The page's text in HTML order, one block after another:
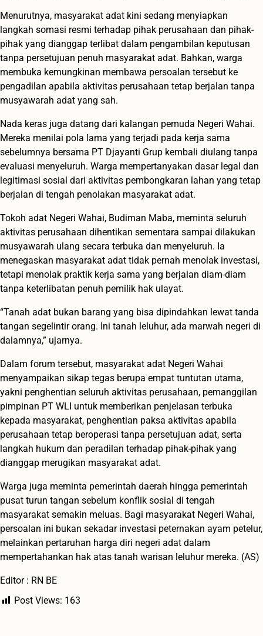
Menurutnya, masyarakat adat kini sedang menyiapkan
langkah somasi resmi terhadap pihak perusahaan dan pihak-
pihak yang dianggap terlibat dalam pengambilan keputusan
tanpa persetujuan penuh masyarakat adat. Bahkan, warga
membuka kemungkinan membawa persoalan tersebut ke
pengadilan apabila aktivitas perusahaan tetap berjalan tanpa
musyawarah adat yang sah.
Nada keras juga datang dari kalangan pemuda Negeri Wahai.
Mereka menilai pola lama yang terjadi pada kerja sama
sebelumnya bersama PT Djayanti Grup kembali diulang tanpa
evaluasi menyeluruh. Warga mempertanyakan dasar legal dan
legitimasi sosial dari aktivitas pembongkaran lahan yang tetap
berjalan di tengah penolakan masyarakat adat.
Tokoh adat Negeri Wahai, Budiman Maba, meminta seluruh
aktivitas perusahaan dihentikan sementara sampai dilakukan
musyawarah ulang secara terbuka dan menyeluruh. Ia
menegaskan masyarakat adat tidak pernah menolak investasi,
tetapi menolak praktik kerja sama yang berjalan diam-diam
tanpa keterlibatan penuh pemilik hak ulayat.
“Tanah adat bukan barang yang bisa dipindahkan lewat tanda
tangan segelintir orang. Ini tanah leluhur, ada marwah negeri di
dalamnya,” ujarnya.
Dalam forum tersebut, masyarakat adat Negeri Wahai
menyampaikan sikap tegas berupa empat tuntutan utama,
yakni penghentian seluruh aktivitas perusahaan, pemanggilan
pimpinan PT WLI untuk memberikan penjelasan terbuka
kepada masyarakat, penghentian paksa aktivitas apabila
perusahaan tetap beroperasi tanpa persetujuan adat, serta
langkah hukum dan peradilan terhadap pihak-pihak yang
dianggap merugikan masyarakat adat.
Warga juga meminta pemerintah daerah hingga pemerintah
pusat turun tangan sebelum konflik sosial di tengah
masyarakat semakin meluas. Bagi masyarakat Negeri Wahai,
persoalan ini bukan sekadar investasi peternakan ayam petelur,
melainkan pertaruhan harga diri negeri adat dalam
mempertahankan hak atas tanah warisan leluhur mereka. (AS)
Editor : RN BE
Post Views: 163